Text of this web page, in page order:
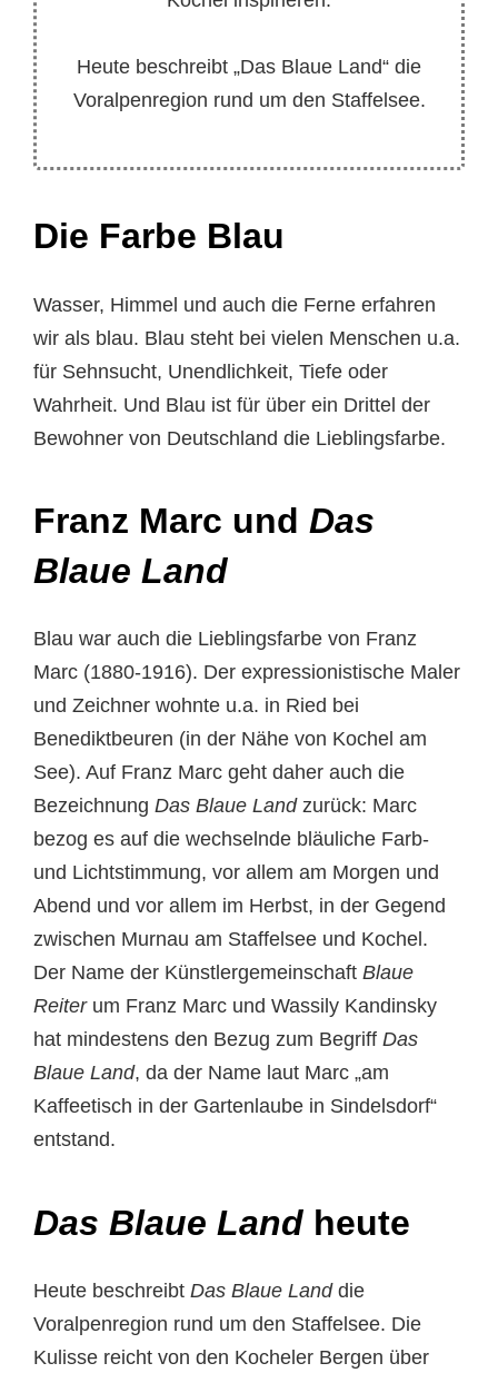
Heute beschreibt „Das Blaue Land“ die
Voralpenregion rund um den Staffelsee.
Die Farbe Blau
Wasser, Himmel und auch die Ferne erfahren
wir als blau. Blau steht bei vielen Menschen u.a.
für Sehnsucht, Unendlichkeit, Tiefe oder
Wahrheit. Und Blau ist für über ein Drittel der
Bewohner von Deutschland die Lieblingsfarbe.
Franz Marc und Das
Blaue Land
Blau war auch die Lieblingsfarbe von Franz
Marc (1880-1916). Der expressionistische Maler
und Zeichner wohnte u.a. in Ried bei
Benediktbeuren (in der Nähe von Kochel am
See). Auf Franz Marc geht daher auch die
Bezeichnung Das Blaue Landzurück: Marc
bezog es auf die wechselnde bläuliche Farb-
und Lichtstimmung, vor allem am Morgen und
Abend und vor allem im Herbst, in der Gegend
zwischen Murnau am Staffelsee und Kochel.
Der Name der Künstlergemeinschaft Blaue
Reiterum Franz Marc und Wassily Kandinsky
hat mindestens den Bezug zum Begriff Das
Blaue Land, da der Name laut Marc „am
Kaffeetisch in der Gartenlaube in Sindelsdorf“
entstand.
Das Blaue Land heute
Heute beschreibt Das Blaue Landdie
Voralpenregion rund um den Staffelsee. Die
Kulisse reicht von den Kocheler Bergen über